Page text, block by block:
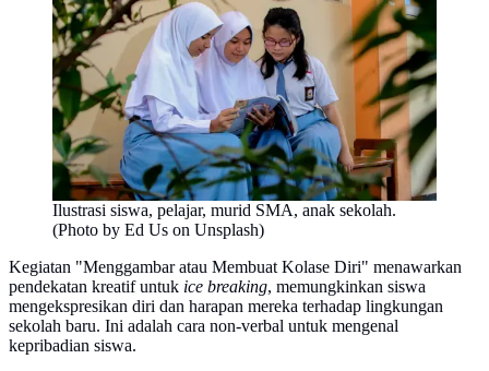
Ilustrasi siswa, pelajar, murid SMA, anak sekolah.
(Photo by Ed Us on Unsplash)
Kegiatan "Menggambar atau Membuat Kolase Diri" menawarkan
pendekatan kreatif untuk ice breaking, memungkinkan siswa
mengekspresikan diri dan harapan mereka terhadap lingkungan
sekolah baru. Ini adalah cara non-verbal untuk mengenal
kepribadian siswa.